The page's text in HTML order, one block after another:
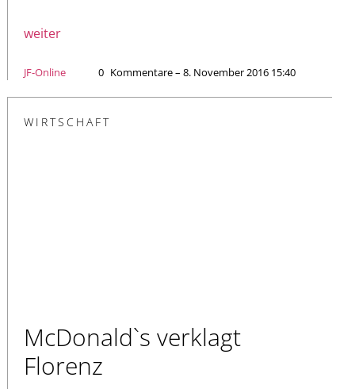
weiter
JF-Online 0 Kommentare – 8. November 2016 15:40
WIRTSCHAFT
McDonald`s verklagt
Florenz